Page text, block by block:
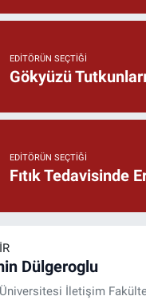
EDITÖRÜN SEÇTIĞI
Gökyüzü
EDITÖRÜN SEÇTIĞI
Fıtık Tedavisinde
Dülgeroglu
İletişim